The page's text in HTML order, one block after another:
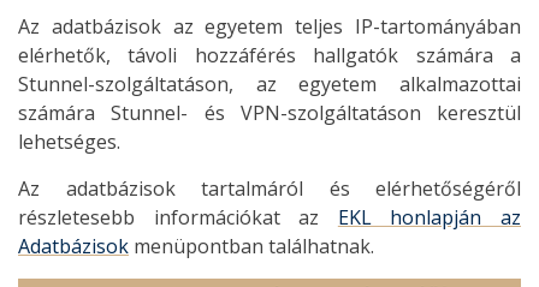
Az adatbázisok az egyetem teljes IP-tartományában
elérhetők, távoli hozzáférés hallgatók számára a
Stunnel-szolgáltatáson, az egyetem alkalmazottai
számára Stunnel- és VPN-szolgáltatáson keresztül
lehetséges.
Az adatbázisok tartalmáról és elérhetőségéről
részletesebb információkat az EKL honlapján az
Adatbázisok menüpontban találhatnak.